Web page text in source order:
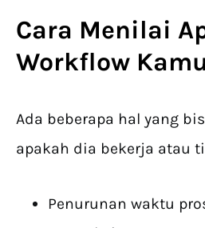
Cara Menilai
Workflow
Ada beberapa hal yang
apakah dia bekerja atau
Penurunan waktu